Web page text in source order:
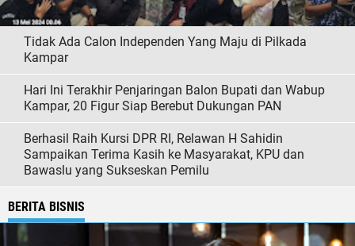
Tidak Ada Calon Independen Yang Maju di Pilkada
Kampar
Hari Ini Terakhir Penjaringan Balon Bupati dan Wabup
Kampar, 20 Figur Siap Berebut Dukungan PAN
Berhasil Raih Kursi DPR RI, Relawan H Sahidin
Sampaikan Terima Kasih ke Masyarakat, KPU dan
Bawaslu yang Sukseskan Pemilu
BERITA BISNIS